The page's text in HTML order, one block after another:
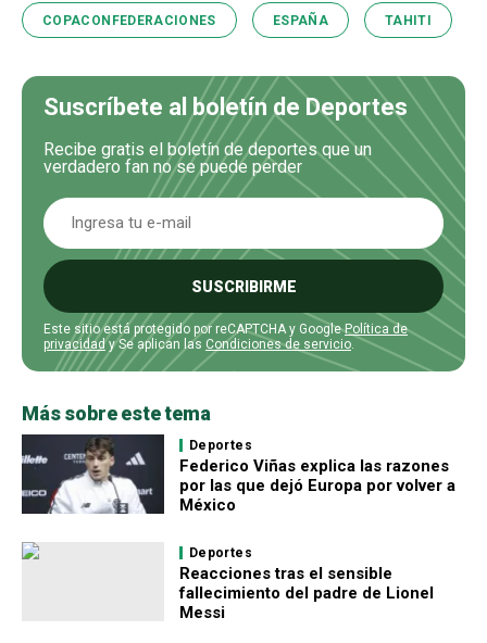
COPACONFEDERACIONES ESPAÑA TAHITI
Suscríbete al boletín de Deportes
Recibe gratis el boletín de deportes que un
verdadero fan no se puede perder
SUSCRIBIRME
Este sitio está protegido por reCAPTCHA y GooglePolítica de
privacidady Se aplican las Condiciones de servicio.
Más sobre este tema
Deportes
Federico Viñas explica las razones
por las que dejó Europa por volver a
México
Deportes
Reacciones tras el sensible
fallecimiento del padre de Lionel
Messi